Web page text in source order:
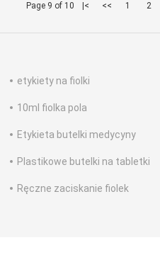
Page 9 of 10 |< << 1 2
etykiety na fiolki
10ml fiolka pola
Etykieta butelki medycyny
Plastikowe butelki na tabletki
Ręczne zaciskanie fiolek